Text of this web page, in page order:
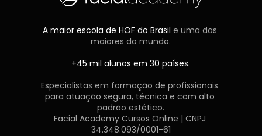
A maior escola de HOF do Brasil e uma das
maiores do mundo.
+45 mil alunos em 30 países.
Especialistas em formação de profissionais
para atuação segura, técnica e com alto
padrão estético.
Facial Academy Cursos Online | CNPJ
34.348.093/0001-61